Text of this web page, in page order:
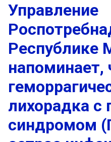
Управление
Республике
напоминает,
лихорадка с
синдромом